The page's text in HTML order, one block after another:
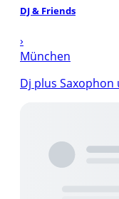
DJ & Friends
›
München
Dj plus Saxophon